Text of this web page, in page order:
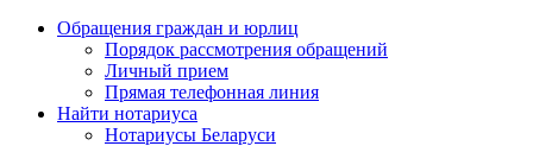
Обращения граждан и юрлиц
Порядок рассмотрения обращений
Личный прием
Прямая телефонная линия
Найти нотариуса
Нотариусы Беларуси